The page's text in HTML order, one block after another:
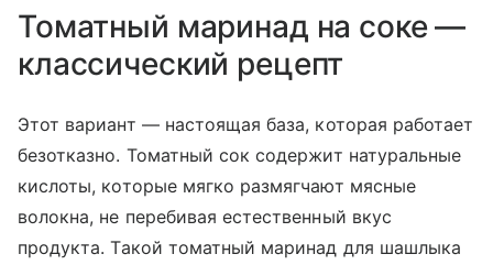
Томатный маринад на соке —
классический рецепт
Этот вариант — настоящая база, которая работает
безотказно. Томатный сок содержит натуральные
кислоты, которые мягко размягчают мясные
волокна, не перебивая естественный вкус
продукта. Такой томатный маринад для шашлыка